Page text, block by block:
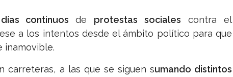
continuosde protestas sociales contra el
a los intentos desde el ámbito político para que
inamovible.
carreteras, a las que se siguen sumando distintos